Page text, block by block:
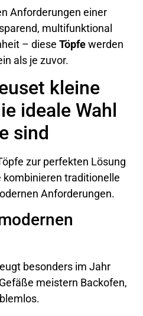
Anforderungen einer
multifunktional
– diese Töpfewerden
als je zuvor.
kleine
ideale Wahl
sind
zur perfekten Lösung
kombinieren traditionelle
Anforderungen.
besonders im Jahr
Gefäße meistern Backofen,